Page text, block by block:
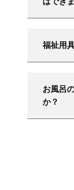
福祉用
お風呂
か？